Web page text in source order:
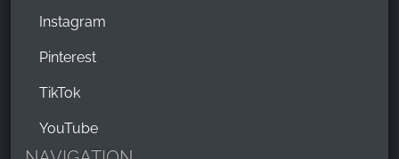
Instagram
Pinterest
TikTok
YouTube